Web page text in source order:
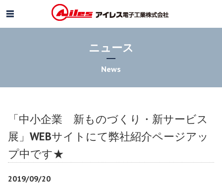
ニュース
News
「中小企業 新ものづくり・新サービス
展」WEBサイトにて弊社紹介ページアッ
プ中です★
2019/09/20